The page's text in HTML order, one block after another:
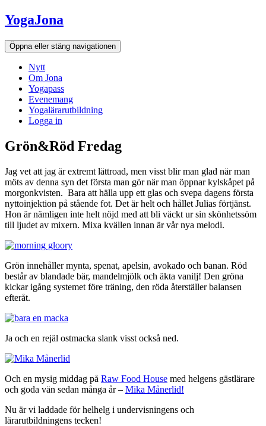
Hoppa
till
innehållet
YogaJona
Öppna eller stäng navigationen
Nytt
Om Jona
Yogapass
Evenemang
Yogalärarutbildning
Logga in
Grön&Röd Fredag
Jag vet att jag är extremt lättroad, men visst blir man glad när man
möts av denna syn det första man gör när man öppnar kylskåpet på
morgonkvisten. Bara att hälla upp ett glas och svepa dagens första
nyttoinjektion på stående fot. Det är helt och hållet Julias förtjänst.
Hon är nämligen inte helt nöjd med att bli väckt ur sin skönhetssöm
till ljudet av mixern. Mixa kvällen innan är vår nya melodi.
Grön innehåller mynta, spenat, apelsin, avokado och banan. Röd
består av blandade bär, mandelmjölk och äkta vanilj! Den gröna
kickar igång systemet före träning, den röda återställer balansen
efteråt.
Ja och en rejäl ostmacka slank visst också ned.
Och en mysig middag på Raw Food House med helgens gästlärare
och goda vän sedan många år – Mika Månerlid!
Nu är vi laddade för helhelg i undervisningens och
lärarutbildningens tecken!